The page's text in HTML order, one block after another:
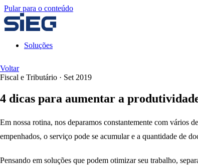
Pular para o conteúdo
Soluções
Voltar
Fiscal e Tributário · Set 2019
4 dicas para aumentar a
Em nossa rotina, nos deparamos constantemente com vários
empenhados, o serviço pode se acumular e a quantidade de
Pensando em soluções que podem otimizar seu trabalho,